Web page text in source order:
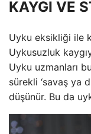
KAYGI VE
Uyku eksikliği ile
Uykusuzluk
Uyku uzmanları
sürekli ‘savaş ya
düşünür. Bu da